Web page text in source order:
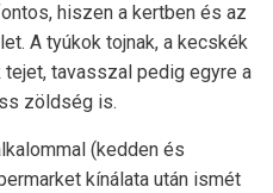
hiszen a kertben és az
A tyúkok tojnak, a kecskék
tavasszal pedig egyre a
zöldség is.
(kedden és
kínálata után ismét